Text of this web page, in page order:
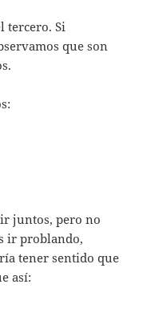
tercero. Si
que son
juntos, pero no
ir problando,
tener sentido que
así: